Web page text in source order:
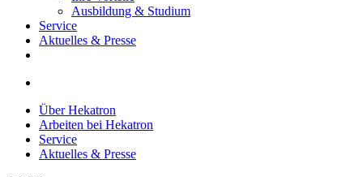
Ausbildung & Studium
Service
Aktuelles & Presse
Über Hekatron
Arbeiten bei Hekatron
Service
Aktuelles & Presse